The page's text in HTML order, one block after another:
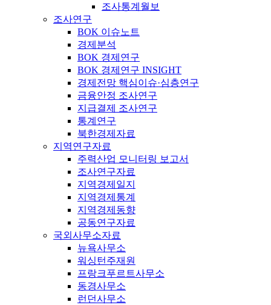
조사통계월보
조사연구
BOK 이슈노트
경제분석
BOK 경제연구
BOK 경제연구 INSIGHT
경제전망 핵심이슈·심층연구
금융안정 조사연구
지급결제 조사연구
통계연구
북한경제자료
지역연구자료
주력산업 모니터링 보고서
조사연구자료
지역경제일지
지역경제통계
지역경제동향
공동연구자료
국외사무소자료
뉴욕사무소
워싱턴주재원
프랑크푸르트사무소
동경사무소
런던사무소